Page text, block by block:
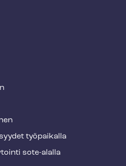
työpaikalla
sote-alalla